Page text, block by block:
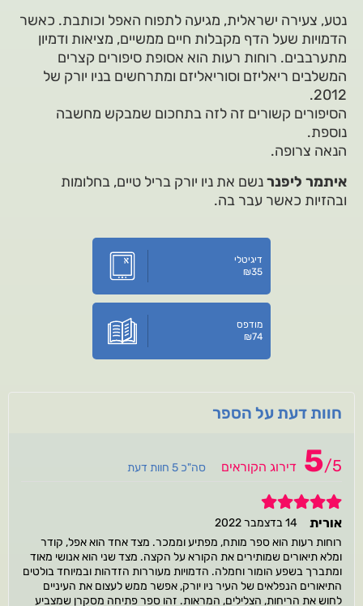
נטע, צעירה ישראלית, מגיעה לתפוח האפל וכותבת. כאשר
הדמויות שעל הדף מקבלות חיים ממשיים, מציאות ודמיון
מתערבבים. רוחות רעות הוא אסופת סיפורים קצרים
המשלבים ריאליזם וסוריאליזם ומתרחשים בניו יורק של
2012.
הסיפורים קשורים זה לזה בתחכום שמבקש מחשבה
נוספת.
הנאה צרופה.
איתמר ליפנרנשם את ניו יורק בריל טיים, בחלומות
ובהזיות כאשר עבר בה.
דיגיטלי
₪35
מודפס
₪74
חוות דעת על הספר
5/5 דירוג הקוראים סה"כ 5 חוות דעת
5
אורית
14 בדצמבר 2022
רוחות רעות הוא ספר מותח, מפתיע וממכר. מצד אחד הוא אפל, קודר
ומלא תיאורים שמותירים את הקורא על הקצה. מצד שני הוא אנושי מאוד
ומתברך בשפע הומור וחמלה. הדמויות מעוררות הזדהות ובמיוחד בולטים
התיאורים הנפלאים של העיר ניו יורק, אפשר ממש לעצום את העיניים
לחוש את הריחות, הצלילים, המראות. זהו ספר פתיחה מסקרן שמצביע